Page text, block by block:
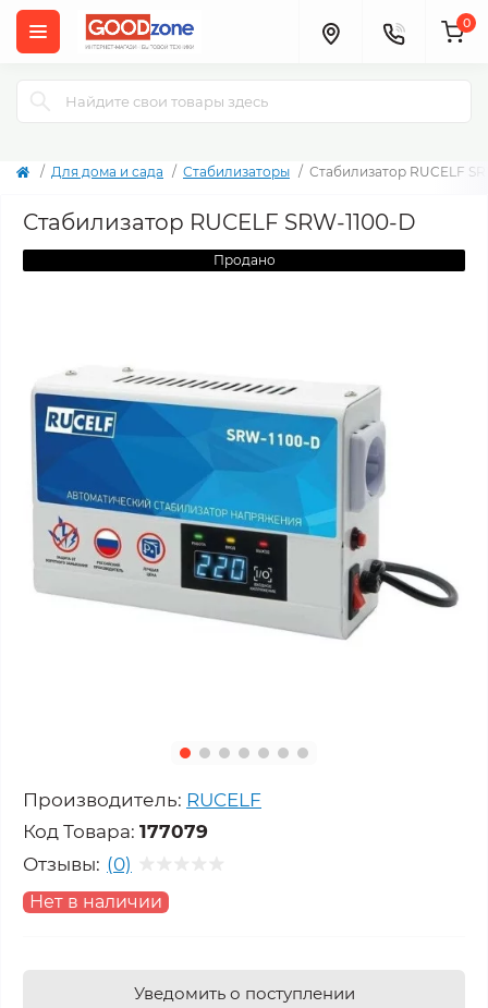
0
Для дома и сада Стабилизаторы Стабилизатор RUCELF
Стабилизатор RUCELF SRW-1100-D
Продано
Производитель: RUCELF
Код Товара: 177079
Отзывы: (0)
Нет в наличии
Уведомить о поступлении